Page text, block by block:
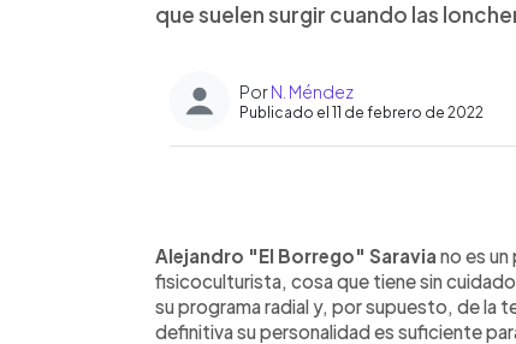
que suelen surgir cuando las
PorN. Méndez
Publicado el 11 de febrero de 2022
► Escuchar artículo
Alejandro "El Borrego" Saravia no es
fisicoculturista, cosa que tiene sin
su programa radial y, por supuesto, de la
definitiva su personalidad es suficiente